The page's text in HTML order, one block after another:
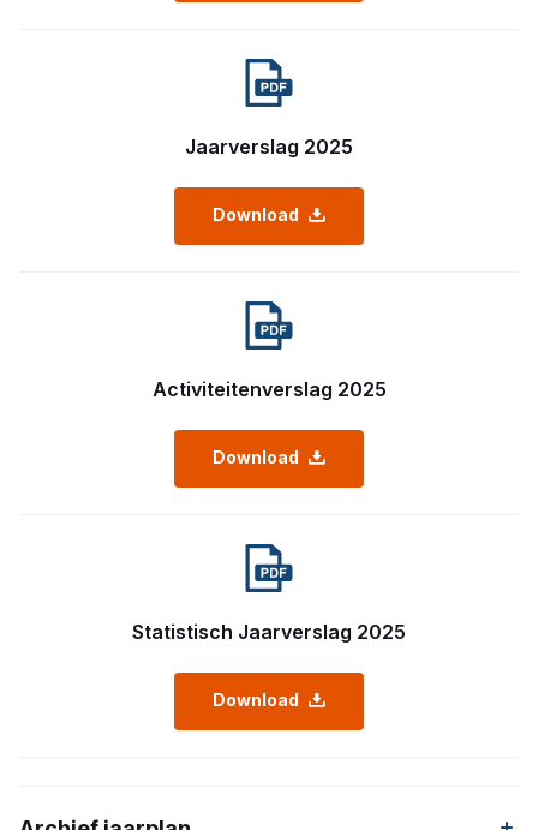
Jaarverslag 2025
Download
Activiteitenverslag 2025
Download
Statistisch Jaarverslag 2025
Download